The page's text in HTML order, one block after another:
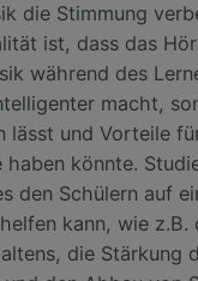
die Stimmung
ist, dass das
während des
macht,
lässt und Vorteile
haben könnte.
den Schülern auf
kann, wie z.B.
die Stärkung